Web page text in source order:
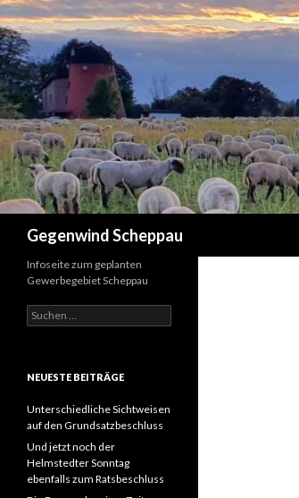
Gegenwind Scheppau
Infoseite zum geplanten
Gewerbegebiet Scheppau
Suche
nach:
NEUESTE BEITRÄGE
Unterschiedliche Sichtweisen
auf den Grundsatzbeschluss
Und jetzt noch der
Helmstedter Sonntag
ebenfalls zum Ratsbeschluss